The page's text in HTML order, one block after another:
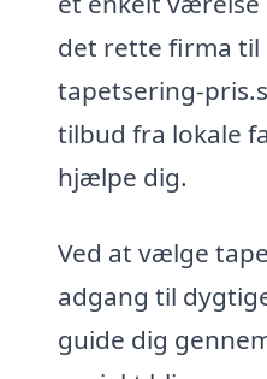
det rette firma til
tapetsering-
tilbud fra lokale
hjælpe dig.
Ved at vælge
adgang til
guide dig